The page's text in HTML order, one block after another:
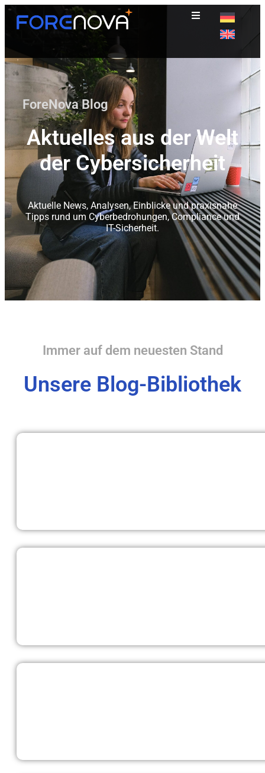
ForeNova Blog
Aktuelles aus der Welt
der Cybersicherheit
Aktuelle News, Analysen, Einblicke und praxisnahe
Tipps rund um Cyberbedrohungen, Compliance und
IT-Sicherheit.
Immer auf dem neuesten Stand
Unsere Blog-Bibliothek